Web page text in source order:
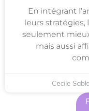
En intégrant
leurs
seulement
mais aussi
Cecile